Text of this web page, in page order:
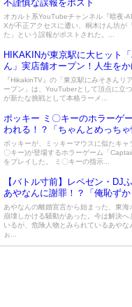
不謹慎な誤報をポスト
オカルト系YouTubeチャンネル『暗夜-
Xが不正アクセスに遭い、桐木けん坊が
た」という誤報がポストされた。...
HIKAKINが東京駅に大ヒット「
ん」実店舗オープン！人生を
が誕生
『HikakinTV』の「東京駅にみそきんリ
ープン」は、YouTuberとして頂点に立
が新たな挑戦として本格ラーメ...
ポッキー ミ〇キーのホラーゲ
われる！？「ちゃんとめっちゃ
ポッキーが、ミッキーマウスに似たキャ
〇キー)が登場するホラーゲーム「
をプレイした。 ミ〇キーの指示...
【バトル寸前】レペゼン・DJ
あやなんに謝罪！？「俺恥ずか
あやなんの離婚宣言から始まった、東海
崩壊しかける騒動があった。今は解決へ
いるが、危険人物とみられているあやな
ぉ...